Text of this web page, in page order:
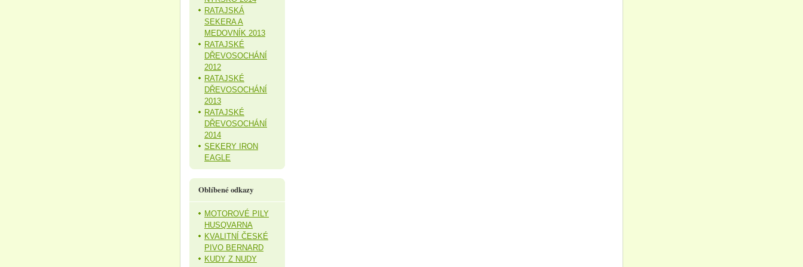
RATAJSKÁ
SEKERA A
MEDOVNÍK 2013
RATAJSKÉ
DŘEVOSOCHÁNÍ
2012
RATAJSKÉ
DŘEVOSOCHÁNÍ
2013
RATAJSKÉ
DŘEVOSOCHÁNÍ
2014
SEKERY IRON
EAGLE
Oblíbené odkazy
MOTOROVÉ PILY
HUSQVARNA
KVALITNÍ ČESKÉ
PIVO BERNARD
KUDY Z NUDY